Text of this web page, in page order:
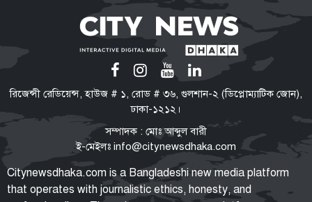
পরিবর্তনের পক্ষে-বিপক্ষে নানা শক্তি
তরুণদের সঙ্গে সমাজ ও রাষ্ট্রের একটি
ইতিবাচক সমন্বয় প্রয়োজন বললেন
হোসেন জিল্লুর
টিএফআই সেলে বন্দি রেখে নির্যাতন
শেখ হাসিনার নির্দেশে গুম করা হয়েছিল
‘হাসিনা কার্ড’ খেলবেন আবার বন্ধুত্ব
চাইবেন, দুটো বিপরীতমুখী: ভারতকে
স্বরাষ্ট্রমন্ত্রী
রিজেন্সী রেডিয়েন্স, হাউজ # ১, রোড # ৩৬, গুলশান-২ (ডিপ্লোম্যাটিক জোন),
ঢাকা-১২১২।
সম্পাদক : মোঃ আব্দুল বারী
ই-মেইলঃ info@citynewsdhaka.com
Citynewsdhaka.com is a Bangladeshi new media platform
that operates with journalistic ethics, honesty, and